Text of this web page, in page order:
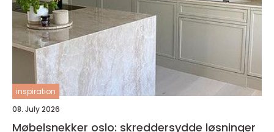
inspiration
08. July 2026
Møbelsnekker oslo: skreddersydde løsninger